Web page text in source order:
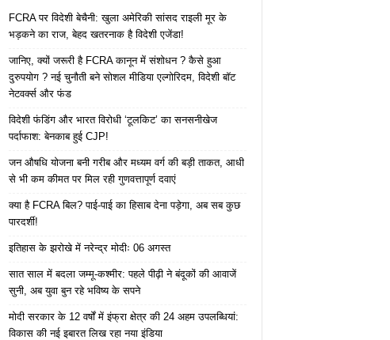
FCRA पर विदेशी बेचैनी: खुला अमेरिकी सांसद राइली मूर के
भड़कने का राज, बेहद खतरनाक है विदेशी एजेंडा!
जानिए, क्यों जरूरी है FCRA कानून में संशोधन ? कैसे हुआ
दुरुपयोग ? नई चुनौती बने सोशल मीडिया एल्गोरिदम, विदेशी बॉट
नेटवर्क्स और फंड
विदेशी फंडिंग और भारत विरोधी ‘टूलकिट’ का सनसनीखेज
पर्दाफाश: बेनकाब हुई CJP!
जन औषधि योजना बनी गरीब और मध्यम वर्ग की बड़ी ताकत, आधी
से भी कम कीमत पर मिल रही गुणवत्तापूर्ण दवाएं
क्या है FCRA बिल? पाई-पाई का हिसाब देना पड़ेगा, अब सब कुछ
पारदर्शी!
इतिहास के झरोखे में नरेन्द्र मोदीः 06 अगस्त
सात साल में बदला जम्मू-कश्मीर: पहले पीढ़ी ने बंदूकों की आवाजें
सुनी, अब युवा बुन रहे भविष्य के सपने
मोदी सरकार के 12 वर्षों में इंफ्रा क्षेत्र की 24 अहम उपलब्धियां:
विकास की नई इबारत लिख रहा नया इंडिया